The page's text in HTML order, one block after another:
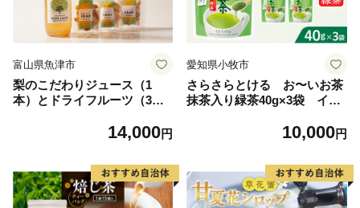
富山県魚津市
梨のこだわりジュース（1
本）とドライフルーツ（3
レート 100% 魚津 富山 ※北
14,000円
愛知県小牧市
さらさらとける お〜いお茶
抹茶入り緑茶40g×3袋 イン
末茶 おーいお茶 粉末緑茶
10,000円